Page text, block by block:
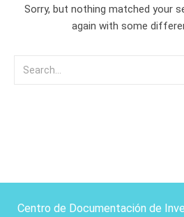
Sorry, but nothing matched your
again with some
Centro de Documentación de